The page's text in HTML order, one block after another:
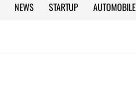
NEWS STARTUP AUTOMOBILE